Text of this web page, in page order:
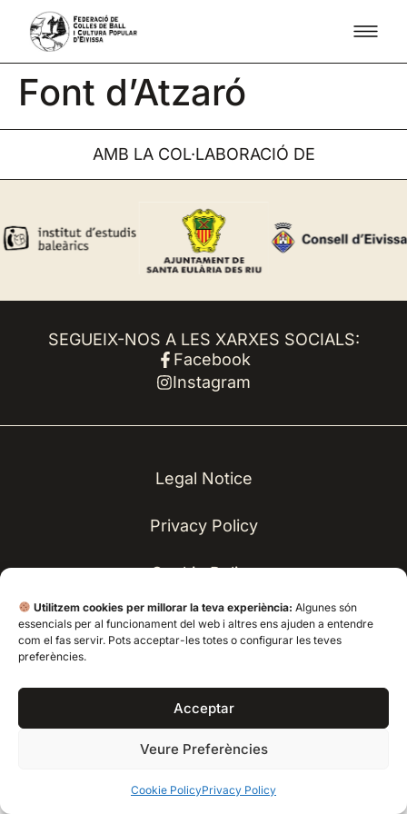
Utilitzem cookies per millorar la teva experiència: Algunes són
essencials per al funcionament del web i altres ens ajuden a entendre
com el fas servir. Pots acceptar-les totes o configurar les teves
preferències.
Acceptar
Veure Preferències
Cookie PolicyPrivacy Policy
Font d’Atzaró
AMB LA COL·LABORACIÓ DE
SEGUEIX-NOS A LES XARXES SOCIALS:
Facebook
Instagram
Legal Notice
Privacy Policy
Cookie Policy
©2025
Català
English